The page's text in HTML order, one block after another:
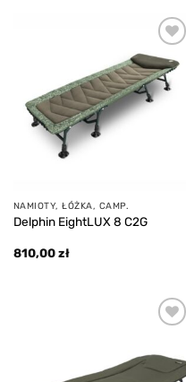
Add to
wishlist
NAMIOTY, ŁÓŻKA, CAMP.
Delphin EightLUX 8 C2G
810,00zł